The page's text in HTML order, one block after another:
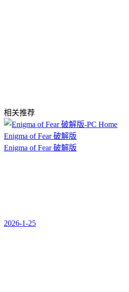
相关推荐
Enigma of Fear 破解版
Enigma of Fear 破解版
2026-1-25